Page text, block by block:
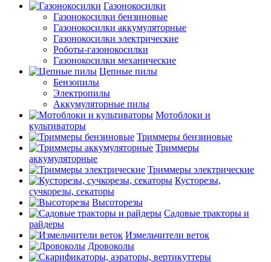
Газонокосилки
Газонокосилки бензиновые
Газонокосилки аккумуляторные
Газонокосилки электрические
Роботы-газонокосилки
Газонокосилки механические
Цепные пилы
Бензопилы
Электропилы
Аккумуляторные пилы
Мотоблоки и
культиваторы
Триммеры бензиновые
Триммеры
аккумуляторные
Триммеры электрические
Кусторезы,
сучкорезы, секаторы
Высоторезы
Садовые тракторы и
райдеры
Измельчители веток
Дровоколы